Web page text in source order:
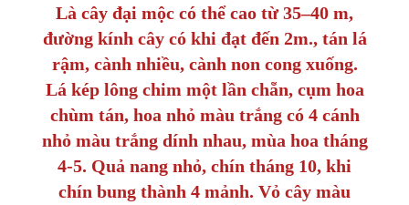
Là cây đại mộc có thể cao từ 35–40 m,
đường kính cây có khi đạt đến 2m., tán lá
rậm, cành nhiều, cành non cong xuống.
Lá kép lông chim một lần chẵn, cụm hoa
chùm tán, hoa nhỏ màu trắng có 4 cánh
nhỏ màu trắng dính nhau, mùa hoa tháng
4-5. Quả nang nhỏ, chín tháng 10, khi
chín bung thành 4 mảnh. Vỏ cây màu